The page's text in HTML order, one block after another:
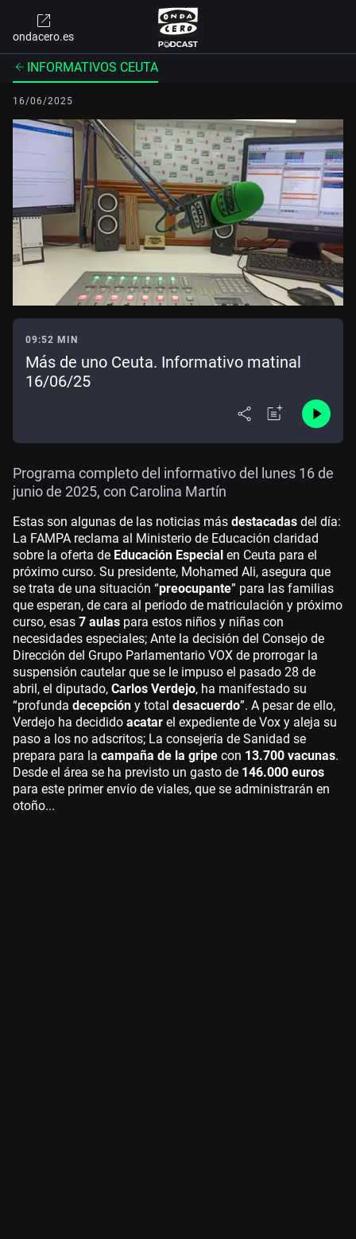
ondacero.es
INFORMATIVOS CEUTA
16/06/2025
09:52 MIN
Más de uno Ceuta. Informativo matinal
16/06/25
Programa completo del informativo del lunes 16 de
junio de 2025, con Carolina Martín
Estas son algunas de las noticias más destacadas del día:
La FAMPA reclama al Ministerio de Educación claridad
sobre la oferta de Educación Especial en Ceuta para el
próximo curso. Su presidente, Mohamed Ali, asegura que
se trata de una situación “preocupante” para las familias
que esperan, de cara al periodo de matriculación y próximo
curso, esas 7 aulas para estos niños y niñas con
necesidades especiales; Ante la decisión del Consejo de
Dirección del Grupo Parlamentario VOX de prorrogar la
suspensión cautelar que se le impuso el pasado 28 de
abril, el diputado, Carlos Verdejo, ha manifestado su
“profunda decepción y total desacuerdo”. A pesar de ello,
Verdejo ha decidido acatar el expediente de Vox y aleja su
paso a los no adscritos; La consejería de Sanidad se
prepara para la campaña de la gripe con 13.700 vacunas.
Desde el área se ha previsto un gasto de 146.000 euros
para este primer envío de viales, que se administrarán en
otoño...